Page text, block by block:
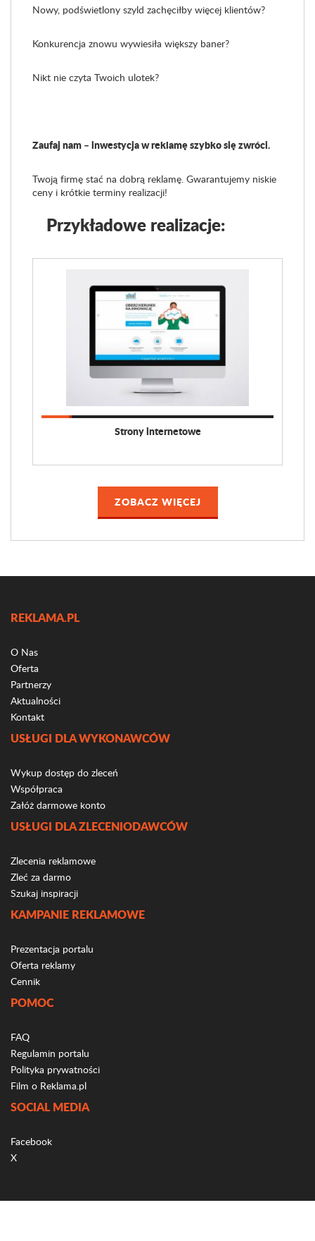
Nowy, podświetlony szyld zachęciłby więcej klientów?
Konkurencja znowu wywiesiła większy baner?
Nikt nie czyta Twoich ulotek?
Zaufaj nam – inwestycja w reklamę szybko się zwróci.
Twoją firmę stać na dobrą reklamę. Gwarantujemy niskie
ceny i krótkie terminy realizacji!
Przykładowe realizacje:
Strony internetowe
ZOBACZ WIĘCEJ
REKLAMA.PL
O Nas
Oferta
Partnerzy
Aktualności
Kontakt
USŁUGI DLA WYKONAWCÓW
Wykup dostęp do zleceń
Współpraca
Załóż darmowe konto
USŁUGI DLA ZLECENIODAWCÓW
Zlecenia reklamowe
Zleć za darmo
Szukaj inspiracji
KAMPANIE REKLAMOWE
Prezentacja portalu
Oferta reklamy
Cennik
POMOC
FAQ
Regulamin portalu
Polityka prywatności
Film o Reklama.pl
SOCIAL MEDIA
Facebook
X